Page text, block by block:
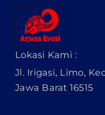
Lokasi Kami :
Jl. Irigasi, Limo,
Jawa Barat 16515